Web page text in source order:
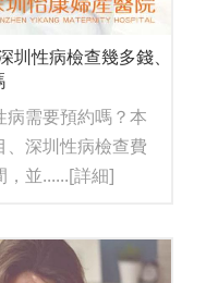
圳性病檢查幾多錢、
需要預約嗎？本
深圳性病檢查費
並......[詳細]